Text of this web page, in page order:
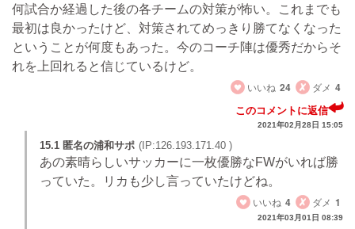
何試合か経過した後の各チームの対策が怖い。これまでも
最初は良かったけど、対策されてめっきり勝てなくなった
ということが何度もあった。今のコーチ陣は優秀だからそ
れを上回れると信じているけど。
いいね 24 ダメ 4
このコメントに返信
2021年02月28日 15:05
15.1 匿名の浦和サポ (IP:126.193.171.40 )
あの素晴らしいサッカーに一枚優勝なFWがいれば勝
っていた。リカも少し言っていたけどね。
いいね 4 ダメ 1
2021年03月01日 08:39